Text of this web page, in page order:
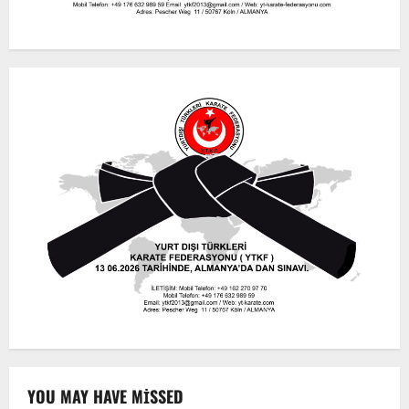
YOU MAY HAVE MISSED